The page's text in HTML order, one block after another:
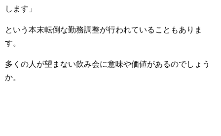
します」
という本末転倒な勤務調整が行われていることもありま
す。
多くの人が望まない飲み会に意味や価値があるのでしょう
か。